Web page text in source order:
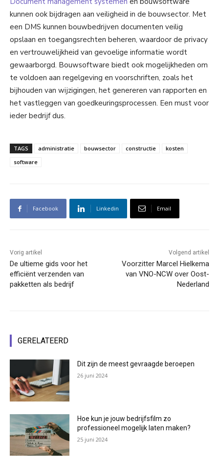
kunnen ook bijdragen aan veiligheid in de bouwsector. Met
een DMS kunnen bouwbedrijven documenten veilig
opslaan en toegangsrechten beheren, waardoor de privacy
en vertrouwelijkheid van gevoelige informatie wordt
gewaarborgd. Bouwsoftware biedt ook mogelijkheden om
te voldoen aan regelgeving en voorschriften, zoals het
bijhouden van wijzigingen, het genereren van rapporten en
het vastleggen van goedkeuringsprocessen. Een must voor
ieder bedrijf dus.
TAGS administratie bouwsector constructie
kosten
software
Facebook Linkedin Email
Vorig artikel
De ultieme gids voor het
efficiënt verzenden van
pakketten als bedrijf
Volgend artikel
Voorzitter Marcel Hielkema
van VNO-NCW over Oost-
Nederland
GERELATEERD
Dit zijn de meest gevraagde beroepen
26 juni 2024
Hoe kun je jouw bedrijfsfilm zo
professioneel mogelijk laten maken?
25 juni 2024